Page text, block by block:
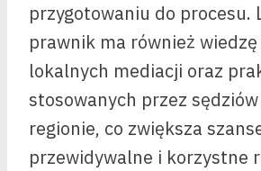
przygotowaniu do procesu.
prawnik ma również
lokalnych mediacji oraz
stosowanych przez
regionie, co zwiększa
przewidywalne i korzystne